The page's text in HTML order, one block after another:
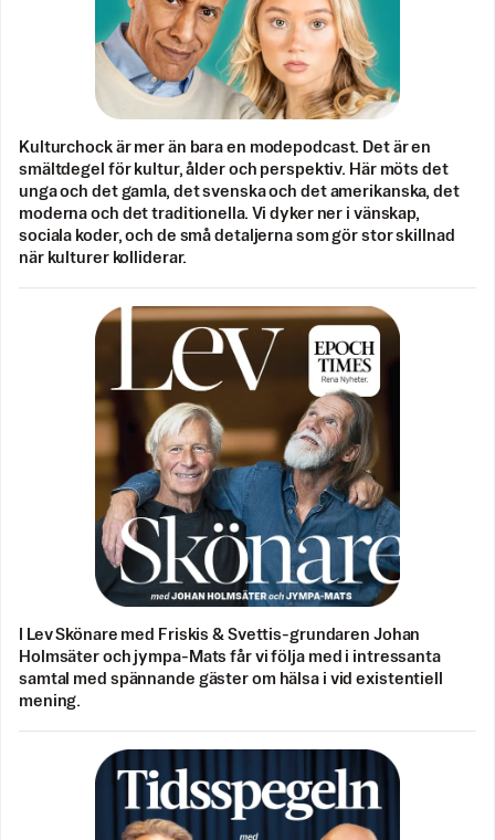
Kulturchock är mer än bara en modepodcast. Det är en
smältdegel för kultur, ålder och perspektiv. Här möts det
unga och det gamla, det svenska och det amerikanska, det
moderna och det traditionella. Vi dyker ner i vänskap,
sociala koder, och de små detaljerna som gör stor skillnad
när kulturer kolliderar.
I Lev Skönare med Friskis & Svettis-grundaren Johan
Holmsäter och jympa-Mats får vi följa med i intressanta
samtal med spännande gäster om hälsa i vid existentiell
mening.